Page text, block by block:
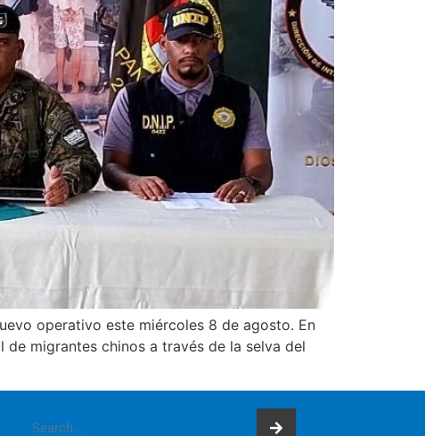
operativo este miércoles 8 de agosto. En
migrantes chinos a través de la selva del